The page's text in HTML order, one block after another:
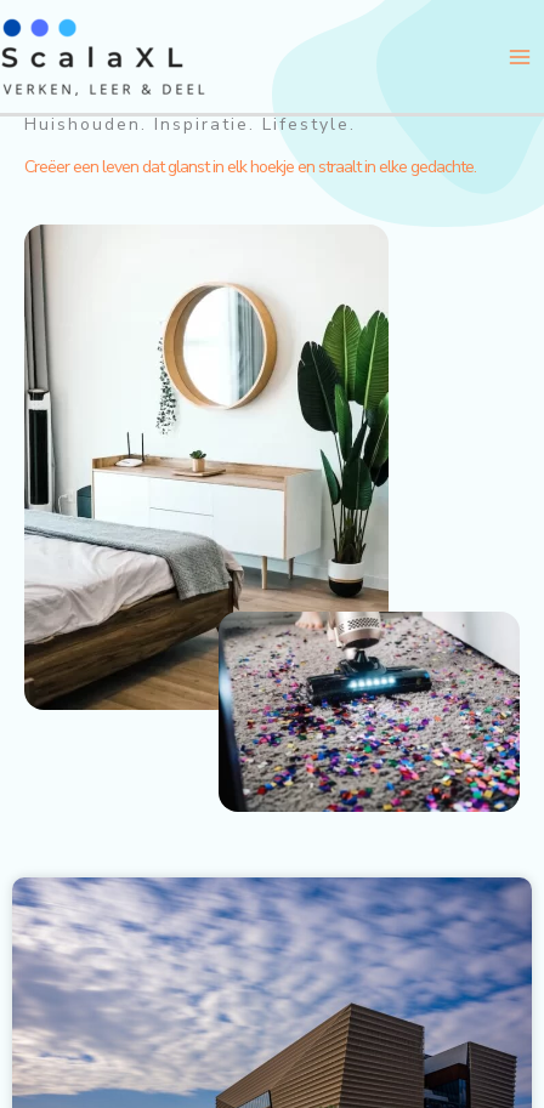
naar
de
inhoud
Huishouden. Inspiratie. Lifestyle.
Creëer een leven dat glanst in elk hoekje en straalt in elke gedachte.